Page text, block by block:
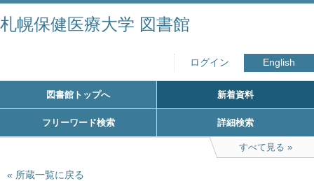
札幌保健医療大学 図書館
ログイン English
図書館トップへ 新着資料
フリーワード検索 詳細検索
すべて見る
所蔵一覧に戻る